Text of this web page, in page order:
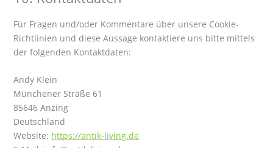
Für Fragen und/oder Kommentare über unsere Cookie-
Richtlinien und diese Aussage kontaktiere uns bitte mittels
der folgenden Kontaktdaten:
Andy Klein
Münchener Straße 61
85646 Anzing
Deutschland
Website: https://antik-living.de